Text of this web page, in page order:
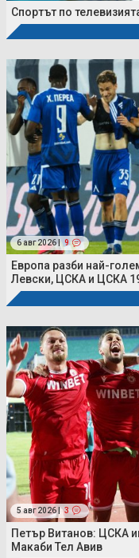
Спортът по
6 авг 2026 | 9
Европа разби най-
Левски, ЦСКА и ЦСКА
5 авг 2026 | 3
Петър Витанов: ЦСКА
Макаби Тел Авив